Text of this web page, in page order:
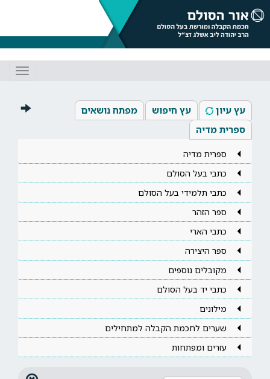
עץ עיון עץ חיפוש
מפתח נושאים
ספרית מדיה
ספרית מדיה
כתבי בעל הסולם
כתבי תלמידי בעל הסולם
ספר הזהר
כתבי הארי
ספר היצירה
מקובלים נוספים
כתבי יד בעל הסולם
מילונים
שערים לחכמת הקבלה למתחילים
עזרים ומפתחות